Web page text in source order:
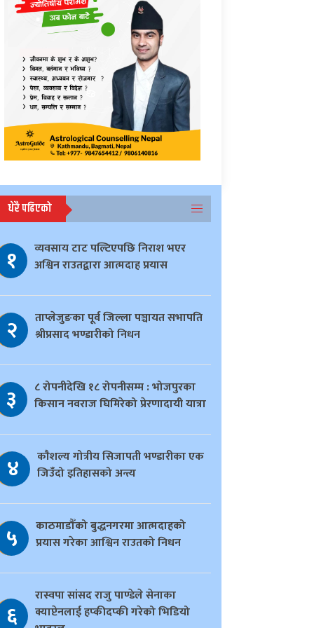
धेरै पढिएको
१
व्यवसाय टाट पल्टिएपछि निराश भएर
अश्विन राउतद्वारा आत्मदाह प्रयास
२
ताप्लेजुङका पूर्व जिल्ला पञ्चायत सभापति
श्रीप्रसाद भण्डारीको निधन
३
८ रोपनीदेखि १८ रोपनीसम्म : भोजपुरका
किसान नवराज घिमिरेको प्रेरणादायी यात्रा
४
काैशल्य गोत्रीय सिजापती भण्डारीका एक
जिउँदो इतिहासको अन्त्य
५
काठमाडौँको बुद्धनगरमा आत्मदाहको
प्रयास गरेका आश्विन राउतको निधन
६
रास्वपा सांसद राजु पाण्डेले सेनाका
क्याप्टेनलाई हप्कीदप्की गरेको भिडियो